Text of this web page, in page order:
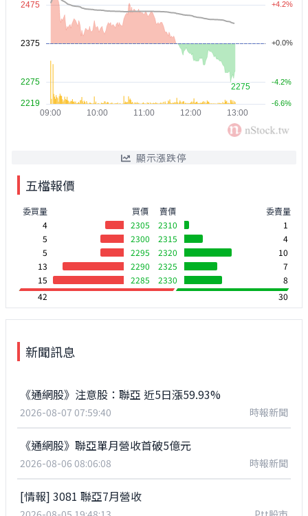
顯示漲跌停
五檔報價
委買量
買價
4
2305
5
2300
5
2295
13
2290
15
2285
賣價
委賣量
2310
1
2315
4
2320
10
2325
7
2330
8
42
30
新聞訊息
《通網股》注意股：聯亞 近5日漲59.93%
2026-08-07 07:59:40 時報新聞
《通網股》聯亞單月營收首破5億元
2026-08-06 08:06:08 時報新聞
[情報] 3081 聯亞7月營收